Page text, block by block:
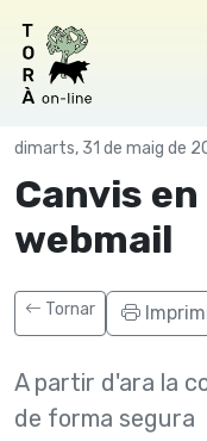
dimarts, 31 de maig de
Canvis
webmail
Tornar
A partir d'ara la
de forma segura